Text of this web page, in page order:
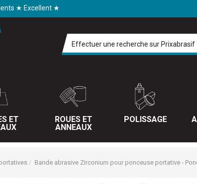
★ Excellent ★
ET
ROUES ET
ANNEAUX
POLISSAGE
Bande abrasive Zirconium pour ponceuse portative -